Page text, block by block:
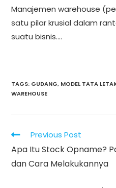
Manajemen warehouse
satu pilar krusial dalam
suatu bisnis.…
TAGS: GUDANG, MODEL TATA
WAREHOUSE
Read
articles
Previous Post
Apa Itu Stock Opname?
dan Cara Melakukannya